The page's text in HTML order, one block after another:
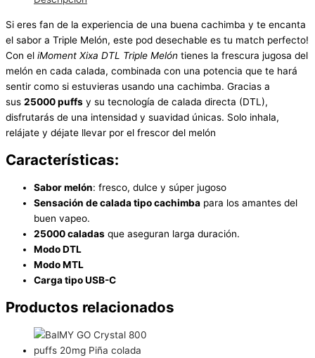
Si eres fan de la experiencia de una buena cachimba y te encanta
el sabor a Triple Melón, este pod desechable es tu match perfecto!
Con el iMoment Xixa DTL Triple Melón tienes la frescura jugosa del
melón en cada calada, combinada con una potencia que te hará
sentir como si estuvieras usando una cachimba. Gracias a
sus 25000 puffs y su tecnología de calada directa (DTL),
disfrutarás de una intensidad y suavidad únicas. Solo inhala,
relájate y déjate llevar por el frescor del melón
Características:
Sabor melón: fresco, dulce y súper jugoso
Sensación de calada tipo cachimba para los amantes del
buen vapeo.
25000 caladas que aseguran larga duración.
Modo DTL
Modo MTL
Carga tipo USB-C
Productos relacionados